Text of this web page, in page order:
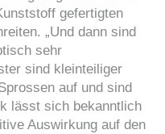
gefertigten
„Und dann sind
sehr
sind kleinteiliger
auf und sind
lässt sich bekanntlich
Auswirkung auf den